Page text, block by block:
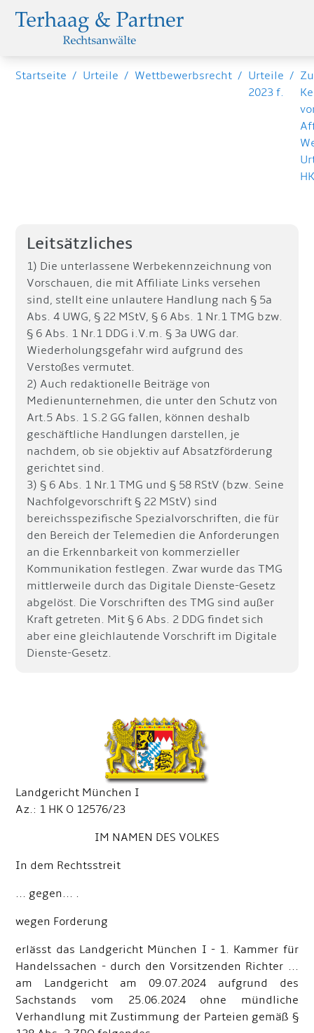
Startseite / Urteile / Wettbewerbsrecht / Urteile
2023 f.
/
Leitsätzliches
1) Die unterlassene Werbekennzeichnung von
Vorschauen, die mit Affiliate Links versehen
sind, stellt eine unlautere Handlung nach § 5a
Abs. 4 UWG, § 22 MStV, § 6 Abs. 1 Nr.1 TMG bzw.
§ 6 Abs. 1 Nr.1 DDG i.V.m. § 3a UWG dar.
Wiederholungsgefahr wird aufgrund des
Verstoßes vermutet.
2) Auch redaktionelle Beiträge von
Medienunternehmen, die unter den Schutz von
Art.5 Abs. 1 S.2 GG fallen, können deshalb
geschäftliche Handlungen darstellen, je
nachdem, ob sie objektiv auf Absatzförderung
gerichtet sind.
3) § 6 Abs. 1 Nr.1 TMG und § 58 RStV (bzw. Seine
Nachfolgevorschrift § 22 MStV) sind
bereichsspezifische Spezialvorschriften, die für
den Bereich der Telemedien die Anforderungen
an die Erkennbarkeit von kommerzieller
Kommunikation festlegen. Zwar wurde das TMG
mittlerweile durch das Digitale Dienste-Gesetz
abgelöst. Die Vorschriften des TMG sind außer
Kraft getreten. Mit § 6 Abs. 2 DDG findet sich
aber eine gleichlautende Vorschrift im Digitale
Dienste-Gesetz.
Landgericht München I
Az.: 1 HK O 12576/23
IM NAMEN DES VOLKES
In dem Rechtsstreit
... gegen... .
wegen Forderung
erlässt das Landgericht München I - 1. Kammer für
Handelssachen - durch den Vorsitzenden Richter ...
am Landgericht am 09.07.2024 aufgrund des
Sachstands vom 25.06.2024 ohne mündliche
Verhandlung mit Zustimmung der Parteien gemäß §